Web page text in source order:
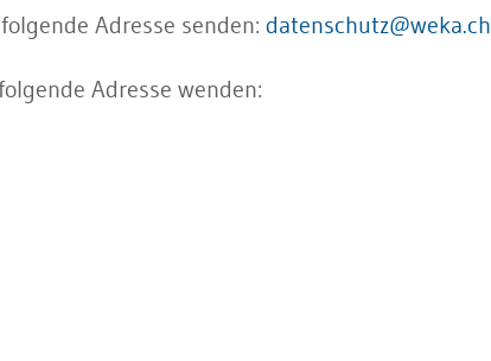
Adresse senden: datenschutz@weka.ch
Adresse wenden: